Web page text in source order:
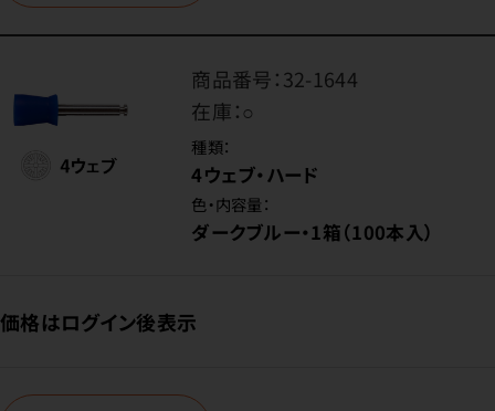
商品番号：32-1644
在庫：○
種類：
4ウェブ・ハード
色・内容量：
ダークブルー・1箱（100本入）
価格はログイン後表示